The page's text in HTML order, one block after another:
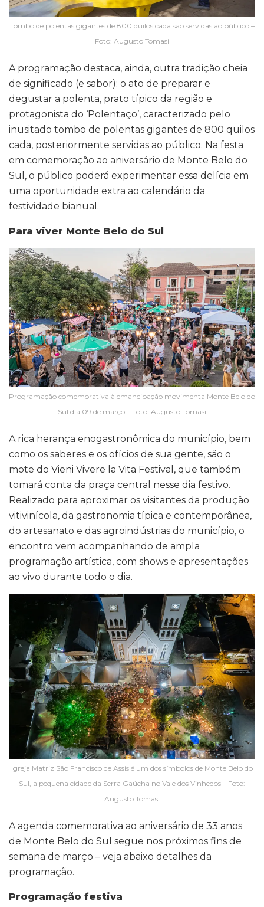
Tombo de polentas gigantes de 800 quilos cada são servidas ao público –
Foto: Augusto Tomasi
A programação destaca, ainda, outra tradição cheia
de significado (e sabor): o ato de preparar e
degustar a polenta, prato típico da região e
protagonista do ‘Polentaço’, caracterizado pelo
inusitado tombo de polentas gigantes de 800 quilos
cada, posteriormente servidas ao público. Na festa
em comemoração ao aniversário de Monte Belo do
Sul, o público poderá experimentar essa delícia em
uma oportunidade extra ao calendário da
festividade bianual.
Para viver Monte Belo do Sul
Programação comemorativa à emancipação movimenta Monte Belo do
Sul dia 09 de março – Foto: Augusto Tomasi
A rica herança enogastronômica do município, bem
como os saberes e os ofícios de sua gente, são o
mote do Vieni Vivere la Vita Festival, que também
tomará conta da praça central nesse dia festivo.
Realizado para aproximar os visitantes da produção
vitivinícola, da gastronomia típica e contemporânea,
do artesanato e das agroindústrias do município, o
encontro vem acompanhando de ampla
programação artística, com shows e apresentações
ao vivo durante todo o dia.
Igreja Matriz São Francisco de Assis é um dos símbolos de Monte Belo do
Sul, a pequena cidade da Serra Gaúcha no Vale dos Vinhedos – Foto:
Augusto Tomasi
A agenda comemorativa ao aniversário de 33 anos
de Monte Belo do Sul segue nos próximos fins de
semana de março – veja abaixo detalhes da
programação.
Programação festiva